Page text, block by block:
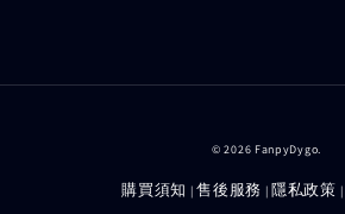
© 2026 FanpyDygo.
購買須知 |售後服務 | 隱私政策 |